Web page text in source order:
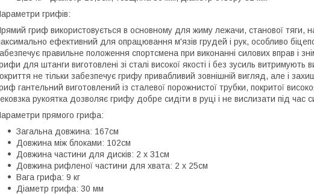
грифів:
гриф використовується в основному для жиму лежачи, станової тяги,
ефективний для опрацювання м'язів грудей і рук, особливо
правильне положення спортсмена при виконанні силових вправ і
для штанги виготовлені зі сталі високої якості і без зусиль
не тільки забезпечує грифу привабливий зовнішній вигляд, але і
гантельний виготовлений із сталевої порожнистої трубки, покритої
рукоятка дозволяє грифу добре сидіти в руці і не вислизати під час
прямого грифа:
Загальна довжина: 167см
Довжина між блоками: 102см
Довжина частини для дисків: 2 х 31см
Довжина рифленої частини для хвата: 2 х 25см
Вага грифа: 9 кг
Діаметр грифа: 30 мм